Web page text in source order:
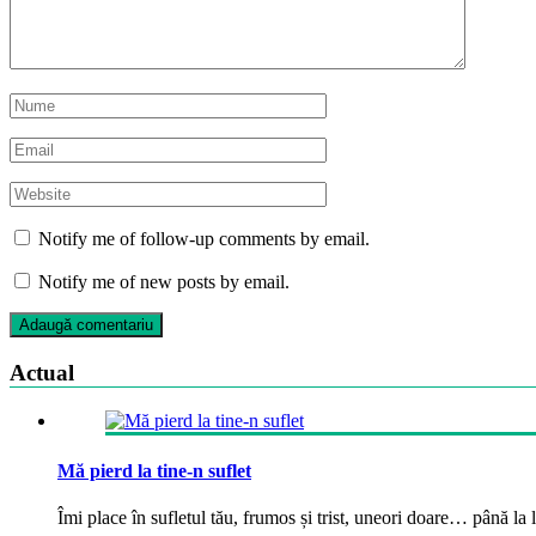
Notify me of follow-up comments by email.
Notify me of new posts by email.
Actual
Mă pierd la tine-n suflet
Îmi place în sufletul tău, frumos și trist, uneori doare… până la